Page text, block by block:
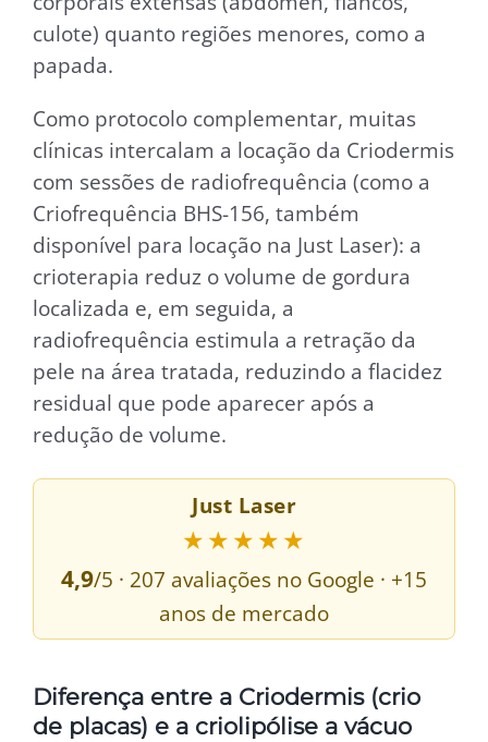
culote) quanto regiões menores, como a
papada.
Como protocolo complementar, muitas
clínicas intercalam a locação da Criodermis
com sessões de radiofrequência (como a
Criofrequência BHS-156, também
disponível para locação na Just Laser): a
crioterapia reduz o volume de gordura
localizada e, em seguida, a
radiofrequência estimula a retração da
pele na área tratada, reduzindo a flacidez
residual que pode aparecer após a
redução de volume.
Just Laser
★★★★★
4,9/5 · 207 avaliações no Google · +15
anos de mercado
Diferença entre a Criodermis (crio
de placas) e a criolipólise a vácuo